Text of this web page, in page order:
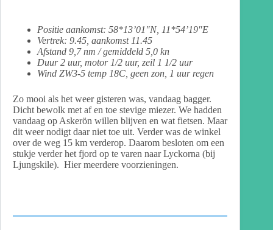
Positie aankomst: 58*13’01″N, 11*54’19″E
Vertrek: 9.45, aankomst 11.45
Afstand 9,7 nm / gemiddeld 5,0 kn
Duur 2 uur, motor 1/2 uur, zeil 1 1/2 uur
Wind ZW3-5 temp 18C, geen zon, 1 uur regen
Zo mooi als het weer gisteren was, vandaag bagger.
Dicht bewolk met af en toe stevige miezer. We hadden
vandaag op Askerön willen blijven en wat fietsen. Maar
dit weer nodigt daar niet toe uit. Verder was de winkel
over de weg 15 km verderop. Daarom besloten om een
stukje verder het fjord op te varen naar Lyckorna (bij
Ljungskile). Hier meerdere voorzieningen.